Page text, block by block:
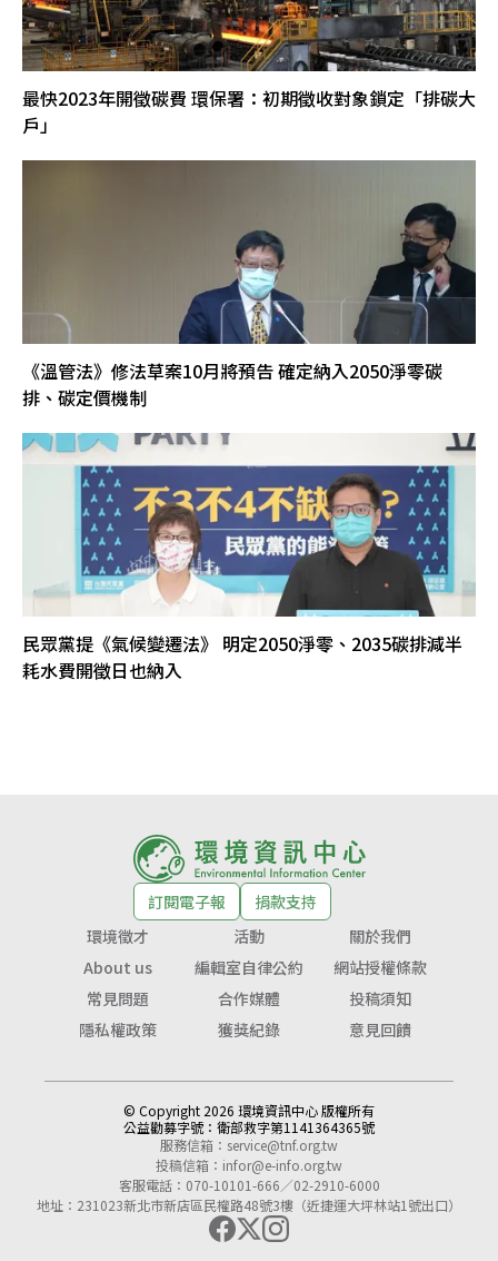
最快2023年開徵碳費 環保署：初期徵收對象鎖定「排碳大
戶」
《溫管法》修法草案10月將預告 確定納入2050淨零碳
排、碳定價機制
民眾黨提《氣候變遷法》 明定2050淨零、2035碳排減半
耗水費開徵日也納入
訂閱電子報
捐款支持
環境徵才
活動
關於我們
About us
編輯室自律公約
網站授權條款
常見問題
合作媒體
投稿須知
隱私權政策
獲獎紀錄 意見回饋
© Copyright 2026 環境資訊中心 版權所有
公益勸募字號： 衛部救字第1141364365號
服務信箱： service@tnf.org.tw
投稿信箱： infor@e-info.org.tw
客服電話：070-10101-666／02-2910-6000
地址：231023新北市新店區民權路48號3樓（近捷運大坪林站1號出口）